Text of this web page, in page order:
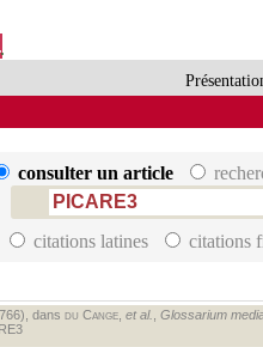
consulter un article
citations latines citations
dans du Cange, et al. Glossarium